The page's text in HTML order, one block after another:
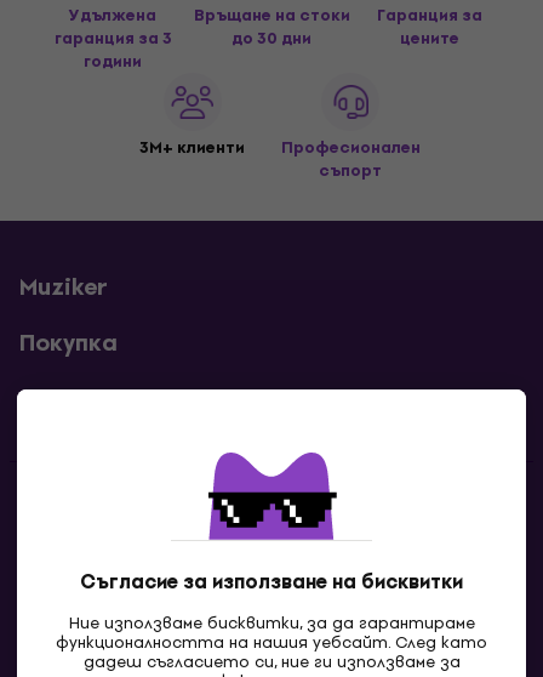
Съгласие за използване на бисквитки
Ние използваме бисквитки, за да гарантираме
функционалността на нашия уебсайт. След като
дадеш съгласието си, ние ги използваме за
Удължена
гаранция за 3
години
Връщане на стоки
до 30 дни
Гаранция за
цените
3M+ клиенти
Професионален
съпорт
Muziker
Покупка
Полезни линкове
Контакти